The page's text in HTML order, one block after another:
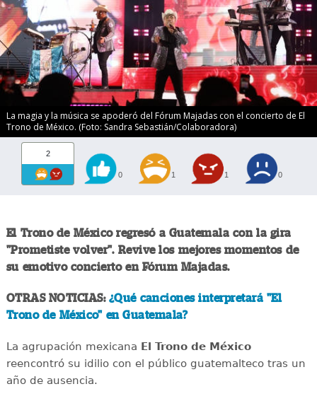
La magia y la música se apoderó del Fórum Majadas con el concierto de El
Trono de México. (Foto: Sandra Sebastián/Colaboradora)
2
0 1 1 0
El Trono de México regresó a Guatemala con la gira
"Prometiste volver". Revive los mejores momentos de
su emotivo concierto en Fórum Majadas.
OTRAS NOTICIAS: ¿Qué canciones interpretará "El
Trono de México" en Guatemala?
La agrupación mexicana El Trono de México
reencontró su idilio con el público guatemalteco tras un
año de ausencia.